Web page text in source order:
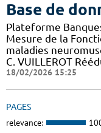
Base de
Plateforme
Mesure de la
maladies
C. VUILLEROT
18/02/2026 15:25
PAGES
relevance: